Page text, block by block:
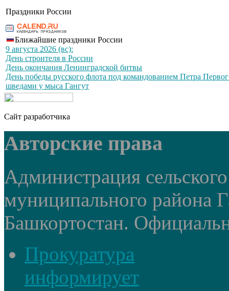
Праздники России
Ближайшие праздники России
9 августа 2026 (вс):
День строителя в России
День окончания Ленинградской битвы
День победы русского флота под командованием Петра
шведами у мыса Гангут
Сайт разработчика
Авторские права
Администрация
муниципального района
Башкортостан.
Прокуратура
информирует